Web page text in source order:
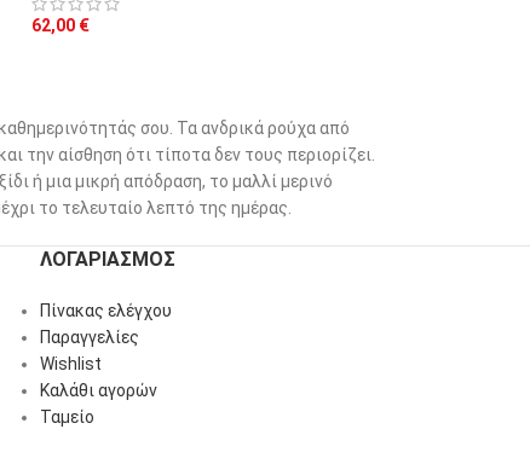
62,00 €
σου. Τα ανδρικά ρούχα από
την αίσθηση ότι τίποτα δεν τους περιορίζει.
ή μια μικρή απόδραση, το μαλλί μερινό
το τελευταίο λεπτό της ημέρας.
ΛΟΓΑΡΙΑΣΜΌΣ
Πίνακας ελέγχου
Παραγγελίες
Wishlist
Καλάθι αγορών
Ταμείο